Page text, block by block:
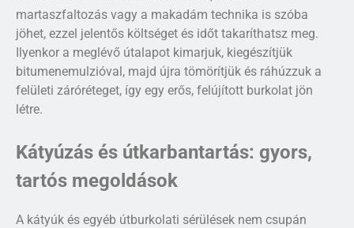
martaszfaltozás vagy a makadám technika is szóba
jöhet, ezzel jelentős költséget és időt takaríthatsz meg.
Ilyenkor a meglévő útalapot kimarjuk, kiegészítjük
bitumenemulzióval, majd újra tömörítjük és ráhúzzuk a
felületi záróréteget, így egy erős, felújított burkolat jön
létre.
Kátyúzás és útkarbantartás: gyors,
tartós megoldások
A kátyúk és egyéb útburkolati sérülések nem csupán